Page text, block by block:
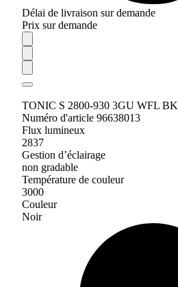
Délai de livraison sur demande
Prix sur demande
TONIC S 2800-930 3GU WFL BK
Numéro d'article 96638013
Flux lumineux
2837
Gestion d’éclairage
non gradable
Température de couleur
3000
Couleur
Noir